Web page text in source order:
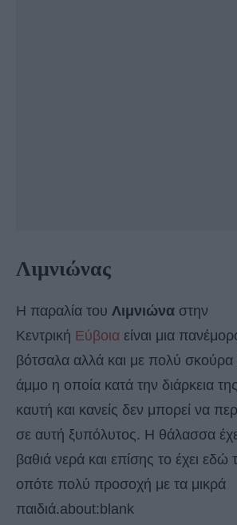
Λιμνιώνας
Η παραλία του Λιμνιώνα στην
Κεντρική Εύβοια είναι μια
βότσαλα αλλά και με πολύ
άμμο η οποία κατά την διάρκεια
καυτή και κανείς δεν μπορεί να
σε αυτή ξυπόλυτος. Η θάλασσα
βαθιά νερά και επίσης το έχει εδώ
οπότε πολύ προσοχή με τα μικρά
παιδιά.about:blank